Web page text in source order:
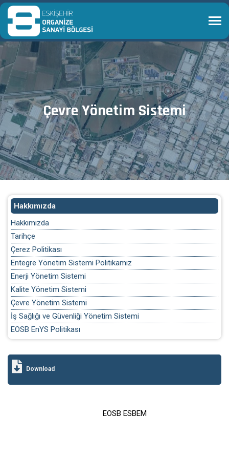
Çevre Yönetim Sistemi
Hakkımızda
Hakkımızda
Tarihçe
Çerez Politikası
Entegre Yönetim Sistemi Politikamız
Enerji Yönetim Sistemi
Kalite Yönetim Sistemi
Çevre Yönetim Sistemi
İş Sağlığı ve Güvenliği Yönetim Sistemi
EOSB EnYS Politikası
Download